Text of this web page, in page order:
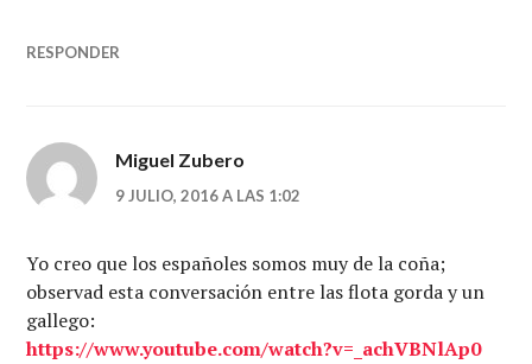
RESPONDER
Miguel Zubero
9 JULIO, 2016 A LAS 1:02
Yo creo que los españoles somos muy de la coña;
observad esta conversación entre las flota gorda y un
gallego:
https://www.youtube.com/watch?v=_achVBNlAp0